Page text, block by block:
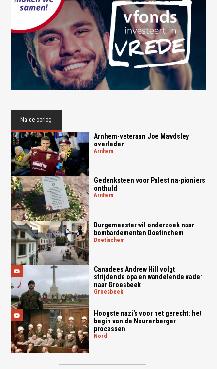
Na de oorlog
Arnhem-veteraan Joe Mawdsley
overleden
arnhem
Gedenksteen voor Palestina-pioniers
onthuld
arnhem
Burgemeester wil onderzoek naar
bombardementen Doetinchem
doetinchem
Canadees Andrew Hill volgt
strijdende opa en wandelende vader
naar Groesbeek
groesbeek
Hoogste nazi's voor het gerecht: het
begin van de Neurenberger
processen
nord